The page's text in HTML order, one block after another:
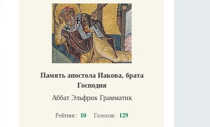
Память апостола Иакова, брата
Господня
Аббат Эльфрик Грамматик
Рейтинг: 10 Голосов: 129